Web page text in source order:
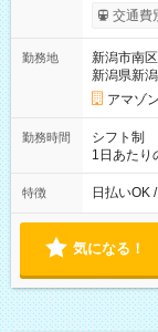
まで昇給の機会があ
月25日支
☆Amazon直雇用
あり 試用
です。
交通費
勤務地
新潟市南区
新潟県新
アマゾ
勤務時間
シフト制
1日あたり
12時～21
特徴 日払いOK
気になる！